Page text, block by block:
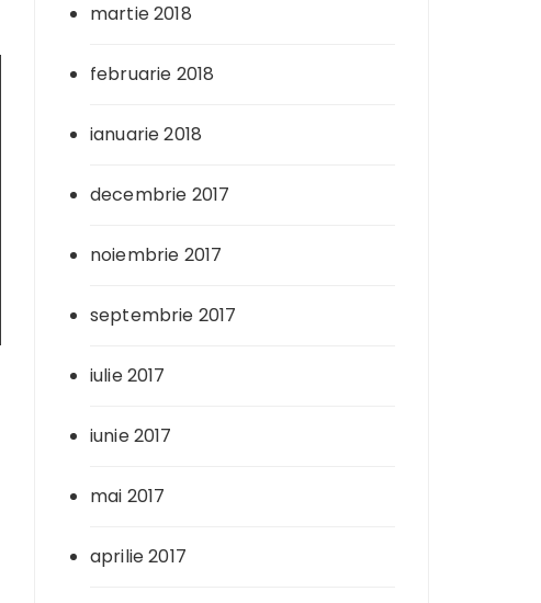
martie 2018
februarie 2018
ianuarie 2018
decembrie 2017
noiembrie 2017
septembrie 2017
iulie 2017
iunie 2017
mai 2017
aprilie 2017